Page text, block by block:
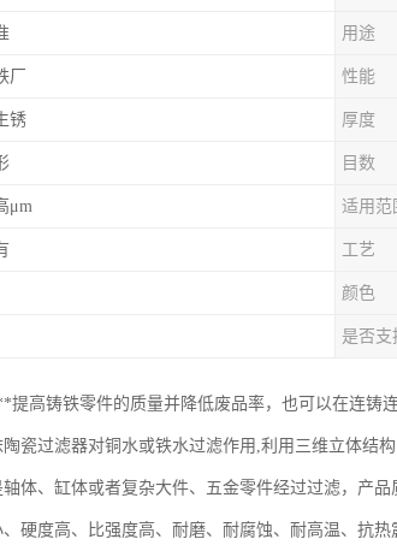
用途
厂 性能
锈 厚度
目数
μm 适用范
工艺
颜色
是否支
提高铸铁零件的质量并降低废品率，也可以在连铸
瓷过滤器对铜水或铁水过滤作用,利用三维立体结
体、缸体或者复杂大件、五金零件经过过滤，产品
硬度高、比强度高、耐磨、耐腐蚀、耐高温、抗